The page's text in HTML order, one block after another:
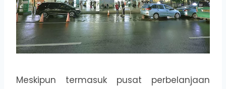
Meskipun termasuk pusat perbelanjaan